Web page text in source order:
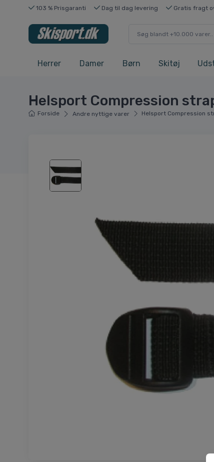
103 % Prisgaranti Dag til dag levering Gratis fragt
Herrer Damer Børn Skitøj
Helsport Compression
Forside Andre nyttige varer Helsport Compression